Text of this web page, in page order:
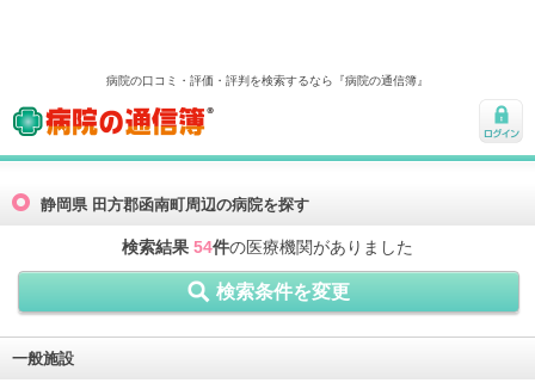
病院の口コミ・評価・評判を検索するなら『病院の通信簿』
病院の通信簿
ログ
静岡県 田方郡函南町周辺の病院を探す
検索結果 54件の医療機関がありました
検索条件を変更
一般施設